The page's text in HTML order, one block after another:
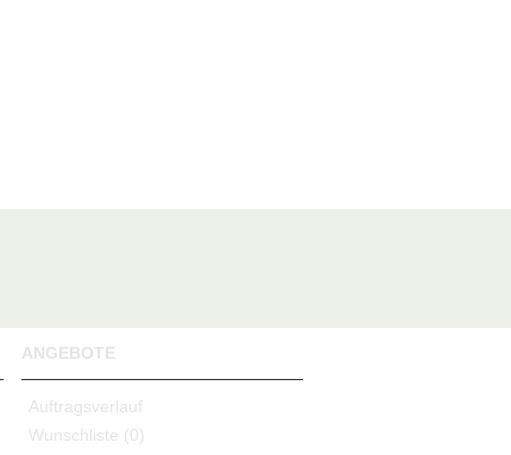
ANGEBOTE
Auftragsverlauf
Wunschliste (0)